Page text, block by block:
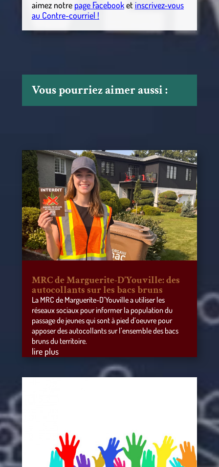
aimez notre page Facebooket inscrivez-vous
au Contre-courriel !
Vous pourriez aimer aussi :
MRC de Marguerite-D’Youville: des
autocollants sur les bacs bruns
La MRC de Marguerite-D’Youville a utiliser les
réseaux sociaux pour informer la population du
passage de jeunes qui sont à pied d’oeuvre pour
apposer des autocollants sur l’ensemble des bacs
bruns du territoire.
lire plus